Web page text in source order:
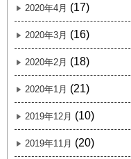
2020年4月 (17)
2020年3月 (16)
2020年2月 (18)
2020年1月 (21)
2019年12月 (10)
2019年11月 (20)